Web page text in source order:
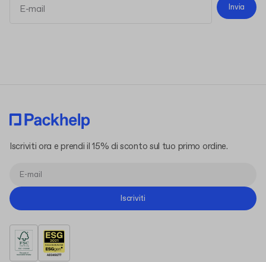
Invia
Iscriviti ora e prendi il 15% di sconto sul tuo primo ordine.
Iscriviti